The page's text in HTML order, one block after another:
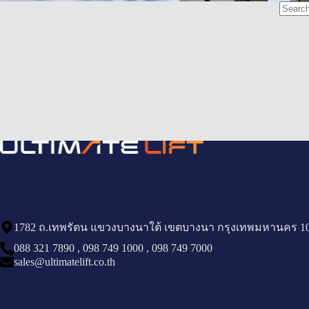
1782 ถ.เทพรัตน แขวงบางนาใต้ เขตบางนา กรุงเทพมหานคร
088 321 7890 , 098 749 1000 , 098 749 7000
sales@ultimatelift.co.th